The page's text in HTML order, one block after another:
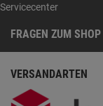
Servicecenter
FRAGEN ZUM SHOP
VERSANDARTEN